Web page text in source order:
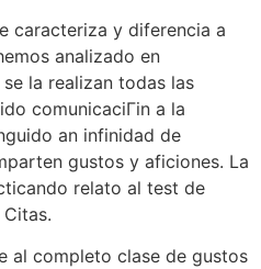
caracteriza y diferencia a
analizado en
la realizan todas las
comunicaciГіn a la
an infinidad de
gustos y aficiones. La
relato al test de
al completo clase de gustos